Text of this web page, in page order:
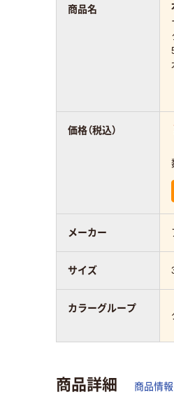
商品名
価格（税込）
メーカー
サイズ
カラーグループ
商品詳細 商品情